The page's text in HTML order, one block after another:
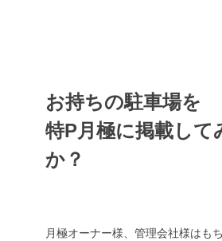
お持ちの駐車場を
特P月極に掲載して
か？
月極オーナー様、管理会社様はも